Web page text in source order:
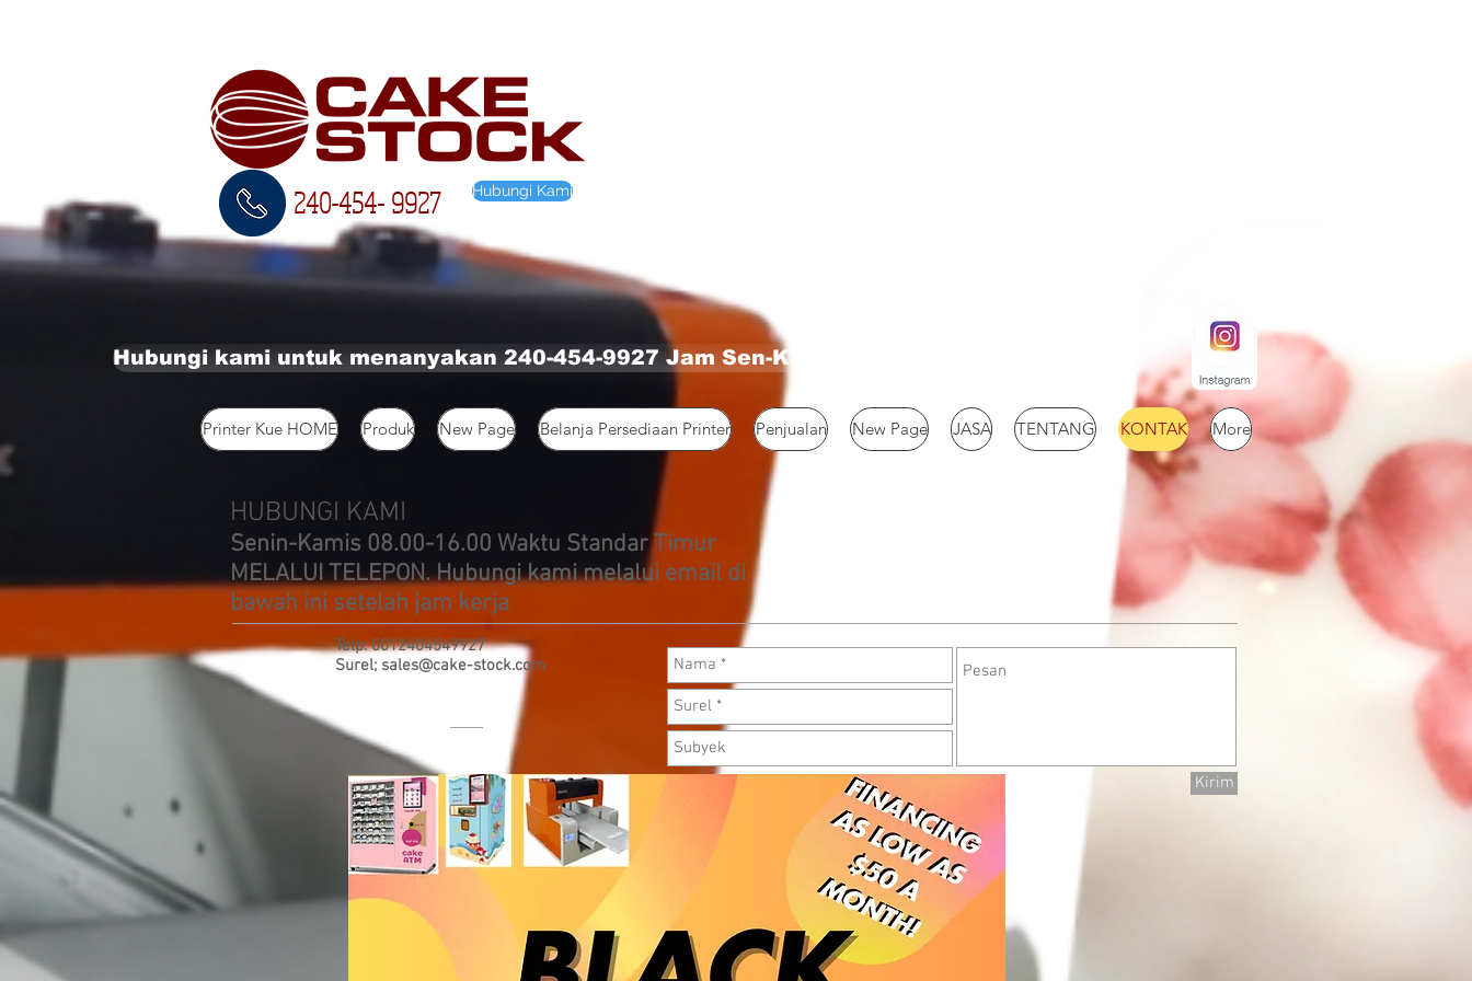
Hubungi Kami
240-454- 9927
Hubungi kami untuk menanyakan 240-454-9927 Jam Sen-Kam 08.00-16.00 EST
Printer Kue HOME Produk New Page Belanja Persediaan Printer Penjualan New Page JASA TENTANG KONTAK More
HUBUNGI KAMI
Senin-Kamis 08.00-16.00 Waktu Standar Timur
MELALUI TELEPON. Hubungi kami melalui email di
bawah ini setelah jam kerja
Telp: 0012404549927
Surel; sales@cake-stock.com
Kirim